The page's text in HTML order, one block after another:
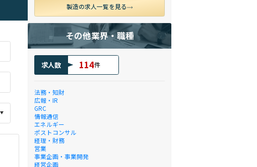
製造の求人一覧を見る
その他業界・職種
求人数 114件
法務・知財
広報・IR
GRC
情報通信
エネルギー
ポストコンサル
経理・財務
営業
事業企画・事業開発
経営企画